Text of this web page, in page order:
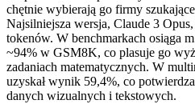
chętnie wybierają go firmy
Najsilniejsza wersja, Claude 3
tokenów. W benchmarkach osiąga
~94% w GSM8K, co plasuje go
zadaniach matematycznych. W
uzyskał wynik 59,4%, co
danych wizualnych i tekstowych.